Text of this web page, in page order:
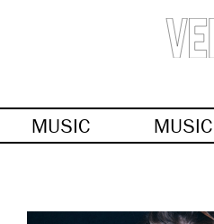
MUSIC MUSIC